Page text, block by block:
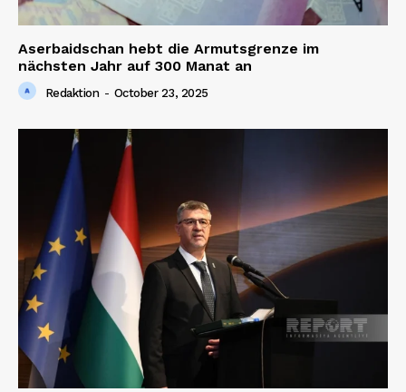
Aserbaidschan hebt die Armutsgrenze im
nächsten Jahr auf 300 Manat an
Redaktion - October 23, 2025